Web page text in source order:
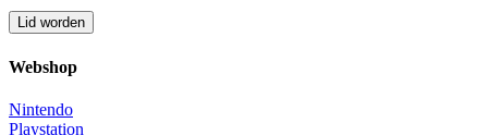
Webshop
Nintendo
Playstation